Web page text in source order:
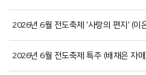
2026년 6월 전도축제 '사랑의 편지' (이
2026년 6월 전도축제 특주 (배채은 자